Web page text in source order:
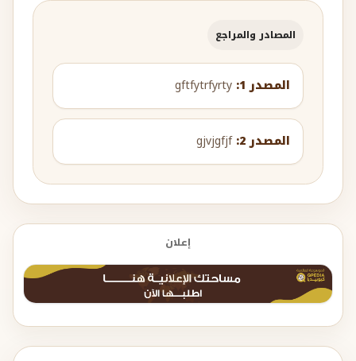
المصادر والمراجع
المصدر 1: gftfytrfyrty
المصدر 2: gjvjgfjf
إعلان